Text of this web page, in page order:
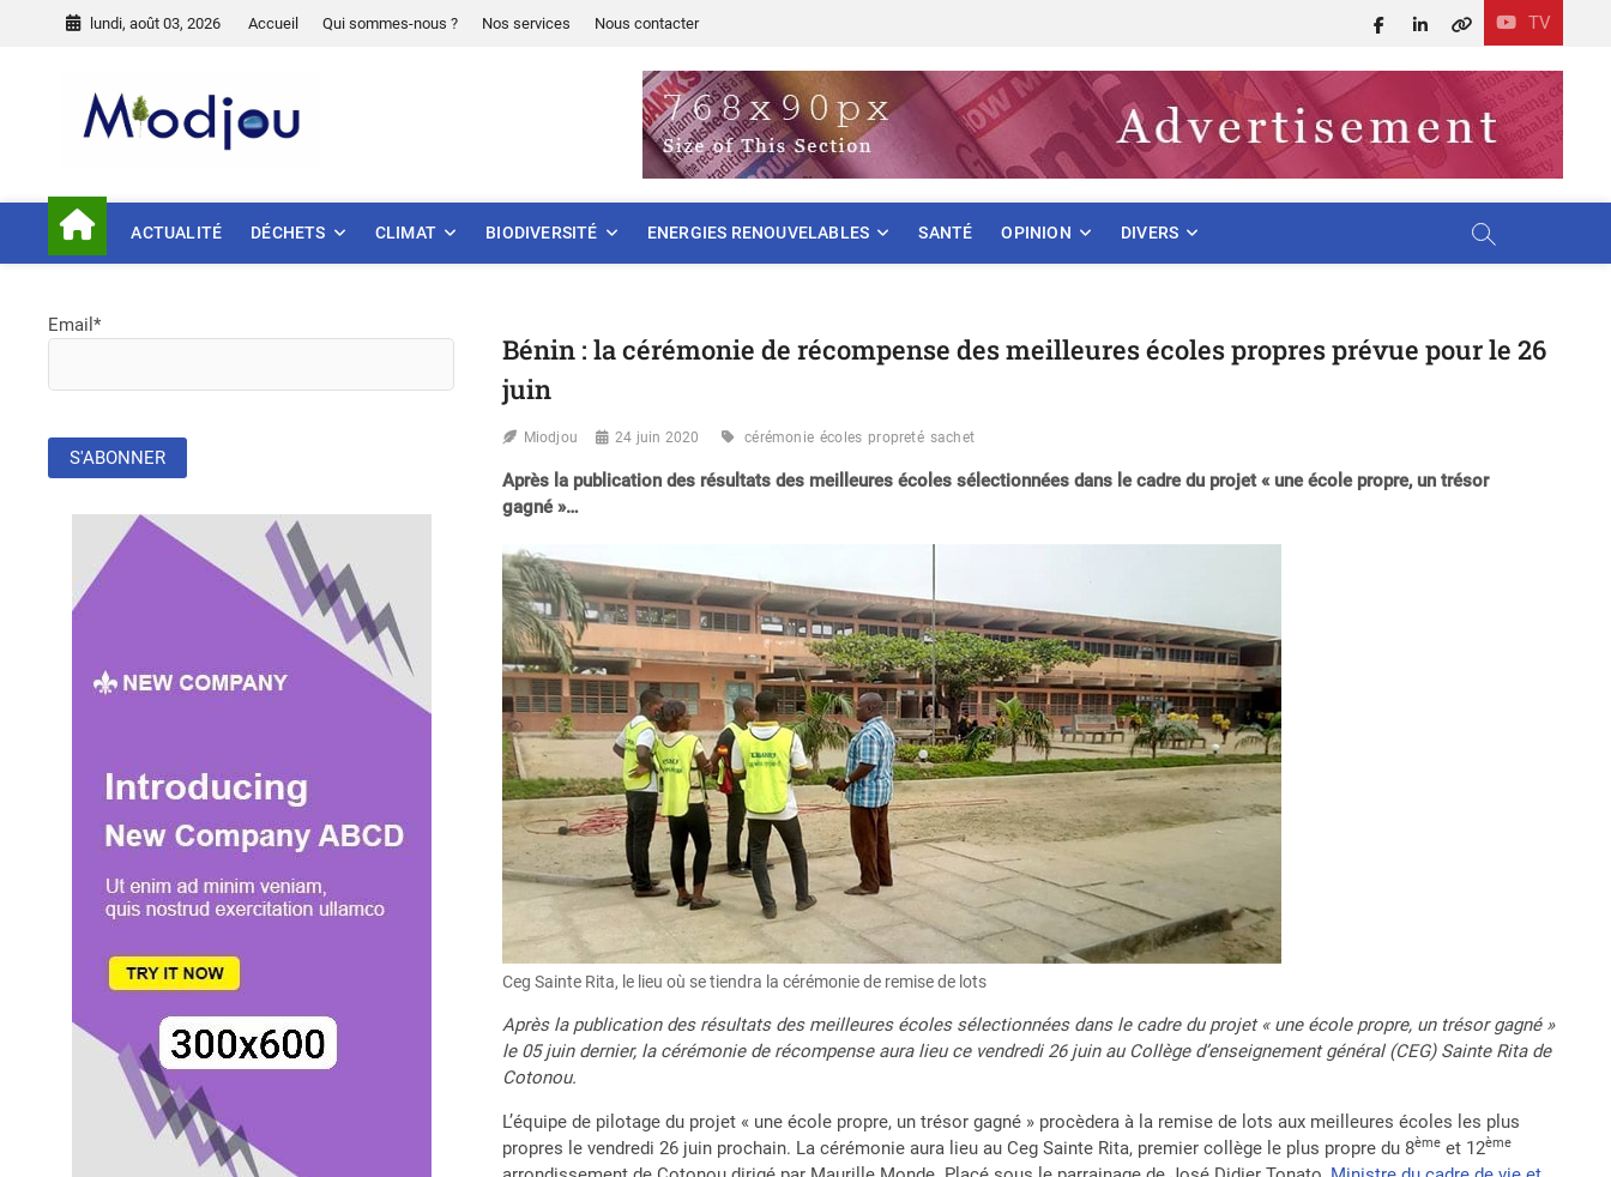
lundi, août 03, 2026 Accueil Qui sommes-nous ? Nos services Nous contacter TV
Facebook
LinkedIn
X
ACTUALITÉ DÉCHETS CLIMAT BIODIVERSITÉ ENERGIES RENOUVELABLES SANTÉ OPINION DIVERS
Bénin : la cérémonie de récompense des meilleures écoles propres prévue pour le 26
juin
Miodjou 24 juin 2020 cérémonie écoles propreté sachet
Après la publication des résultats des meilleures écoles sélectionnées dans le cadre du projet « une école propre, un trésor
gagné »…
Ceg Sainte Rita, le lieu où se tiendra la cérémonie de remise de lots
Après la publication des résultats des meilleures écoles sélectionnées dans le cadre du projet « une école propre, un trésor gagné »
le 05 juin dernier, la cérémonie de récompense aura lieu ce vendredi 26 juin au Collège d’enseignement général (CEG) Sainte Rita de
Cotonou.
L’équipe de pilotage du projet « une école propre, un trésor gagné » procèdera à la remise de lots aux meilleures écoles les plus
propres le vendredi 26 juin prochain. La cérémonie aura lieu au Ceg Sainte Rita, premier collège le plus propre du 8ème et 12ème
Email*